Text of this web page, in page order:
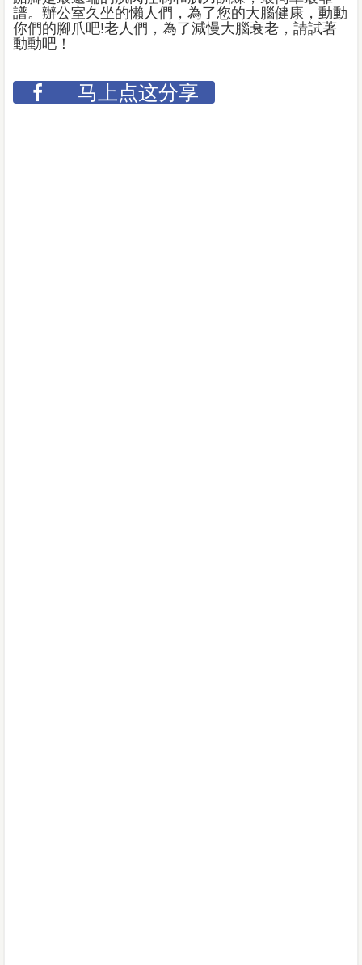
譜。辦公室久坐的懶人們，為了您的大腦健康，動動
你們的腳爪吧!老人們，為了減慢大腦衰老，請試著
動動吧！
马上点这分享